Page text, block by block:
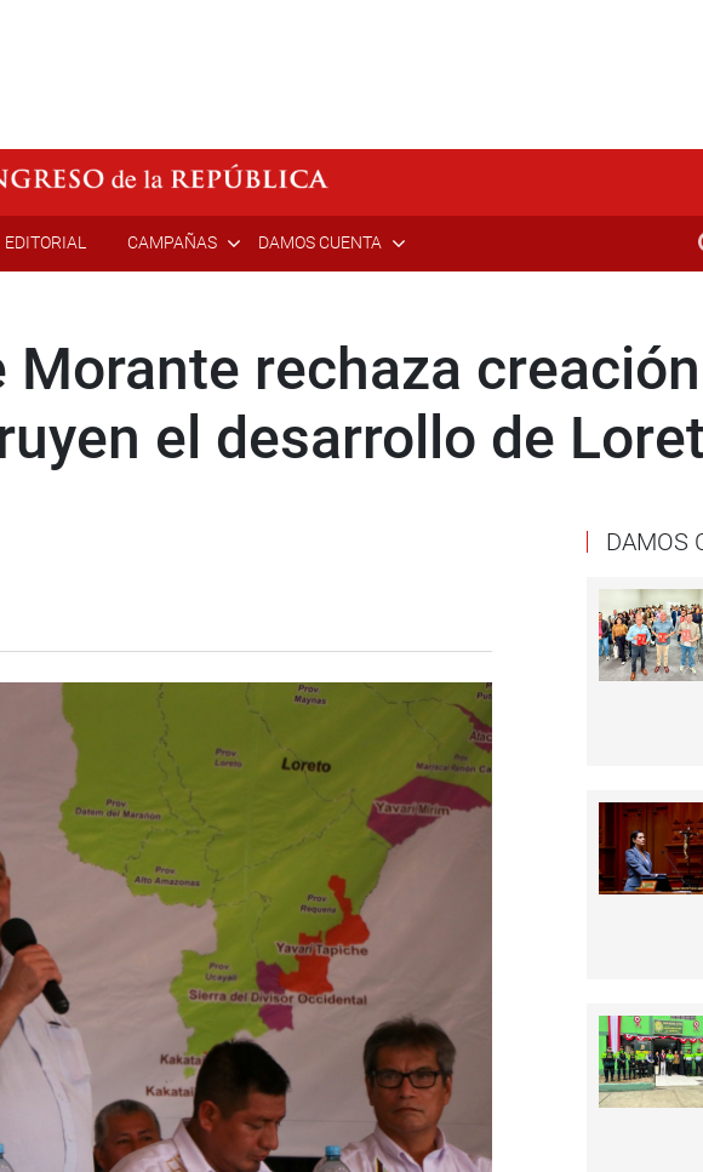
EDITORIAL CAMPAÑAS DAMOS CUENTA
rechaza
el desarrollo de
DAMOS